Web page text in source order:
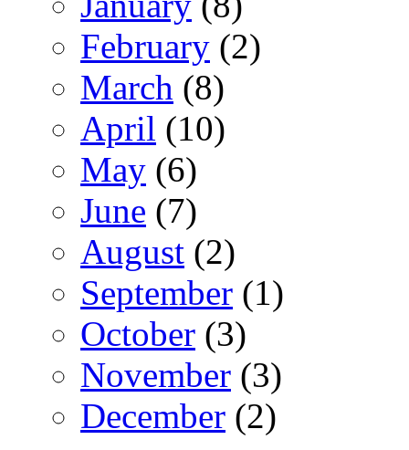
February (2)
March (8)
April (10)
May (6)
June (7)
August (2)
September (1)
October (3)
November (3)
December (2)